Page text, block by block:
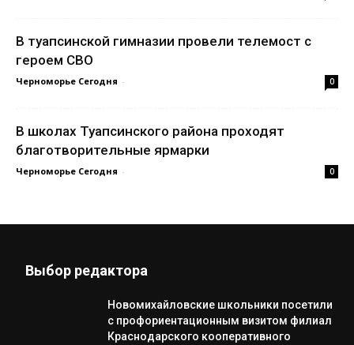
В туапсинской гимназии провели телемост с
героем СВО
Черноморье Сегодня - 0
В школах Туапсинского района проходят
благотворительные ярмарки
Черноморье Сегодня - 0
Выбор редактора
Новомихайловские школьники посетили
с профориентационным визитом филиал
Краснодарского кооперативного